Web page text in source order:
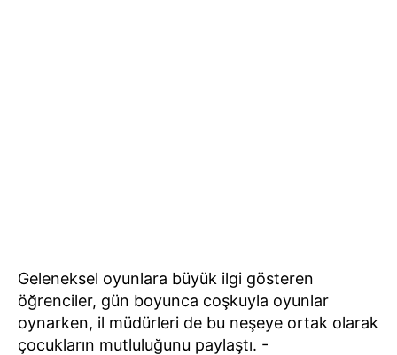
Geleneksel oyunlara büyük ilgi gösteren
öğrenciler, gün boyunca coşkuyla oyunlar
oynarken, il müdürleri de bu neşeye ortak olarak
çocukların mutluluğunu paylaştı. -